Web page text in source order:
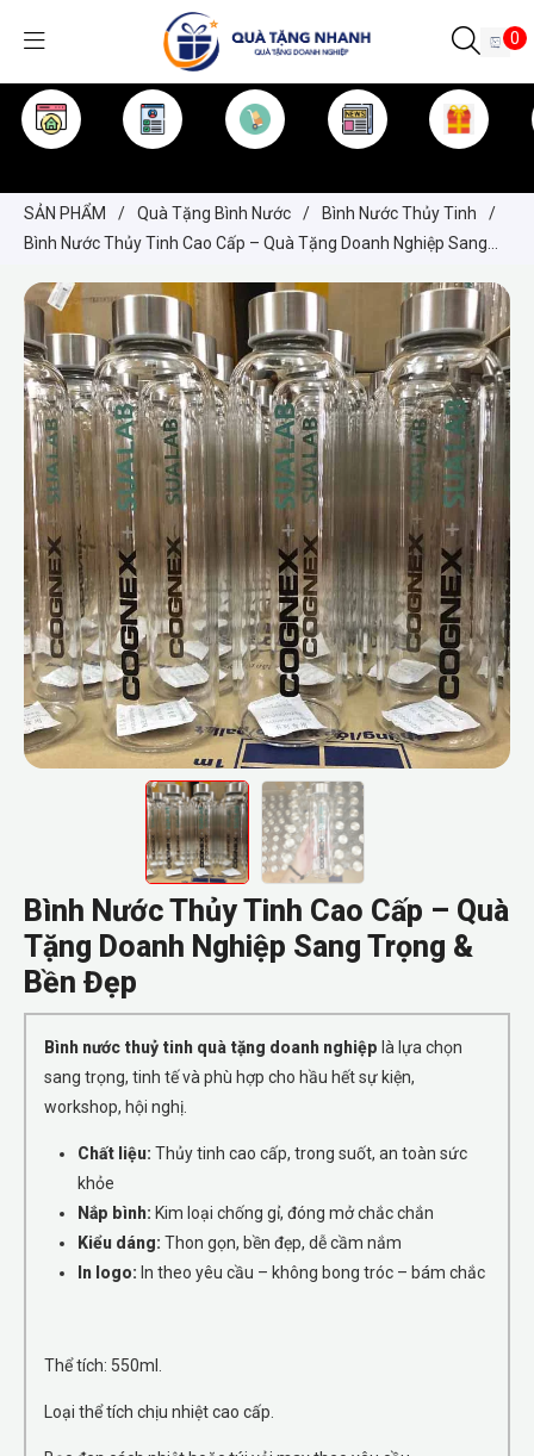
0
SẢN PHẨM / Quà Tặng Bình Nước / Bình Nước Thủy Tinh
/
Bình Nước Thủy Tinh Cao Cấp – Quà Tặng Doanh Nghiệp Sang
Bình Nước Thủy Tinh Cao Cấp – Quà
Tặng Doanh Nghiệp Sang Trọng &
Bền Đẹp
Bình nước thuỷ tinh quà tặng doanh nghiệp là lựa chọn
sang trọng, tinh tế và phù hợp cho hầu hết sự kiện,
workshop, hội nghị.
Chất liệu: Thủy tinh cao cấp, trong suốt, an toàn sức
khỏe
Nắp bình: Kim loại chống gỉ, đóng mở chắc chắn
Kiểu dáng: Thon gọn, bền đẹp, dễ cầm nắm
In logo: In theo yêu cầu – không bong tróc – bám chắc
Thể tích: 550ml.
Loại thể tích chịu nhiệt cao cấp.